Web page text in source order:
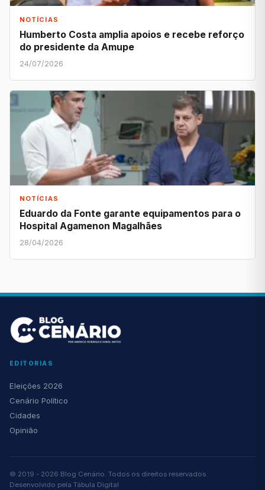
NOTÍCIAS
Humberto Costa amplia apoios e recebe reforço
do presidente da Amupe
24/07/2026
NOTÍCIAS
Eduardo da Fonte garante equipamentos para o
Hospital Agamenon Magalhães
28/04/2026
EDITORIAS
Eleições 2026
Cenário Político
Cidades
Opinião
© 2019 - 2026 Blog Cenário. Todos os direitos reservados.
Desenvolvido pela Tábula Digital